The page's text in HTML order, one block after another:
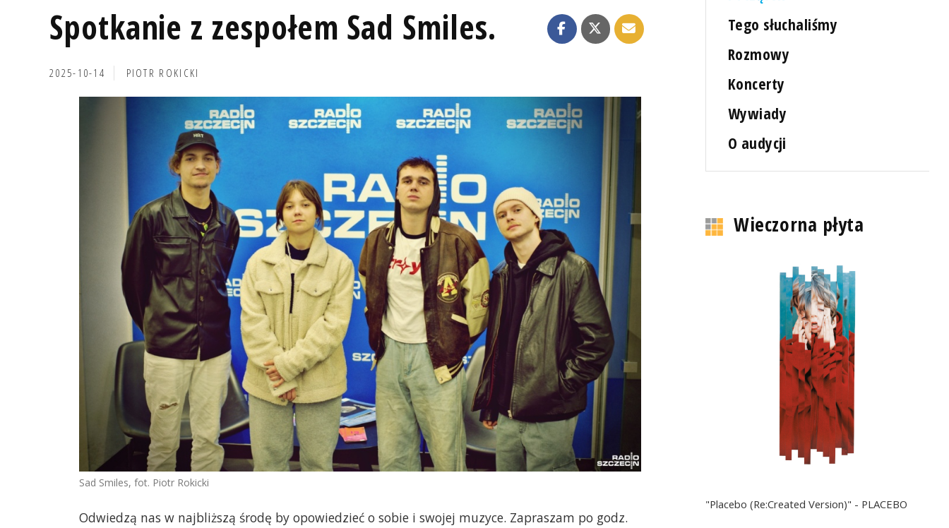
Spotkanie z zespołem Sad Smiles.
2025-10-14 PIOTR ROKICKI
Sad Smiles, fot. Piotr Rokicki
Odwiedzą nas w najbliższą środę by opowiedzieć o sobie i swojej muzyce. Zapraszam po godz.
Tego słuchaliśmy
Rozmowy
Koncerty
Wywiady
O audycji
Wieczorna płyta
"Placebo (Re:Created Version)" - PLACEBO